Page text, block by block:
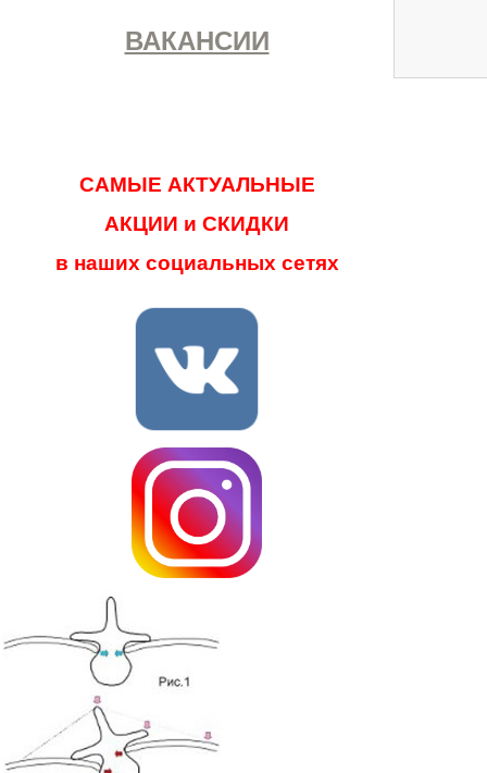
ВАКАНСИИ
САМЫЕ АКТУАЛЬНЫЕ
АКЦИИ и СКИДКИ
в наших социальных сетях